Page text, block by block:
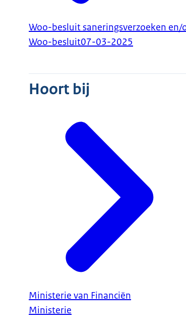
Woo-besluit saneringsverzoeken
Woo-besluit07-03-2025
Hoort bij
Ministerie van Financiën
Ministerie